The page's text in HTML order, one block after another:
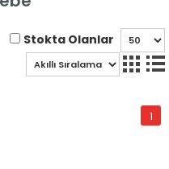
Stokta Olanlar
1